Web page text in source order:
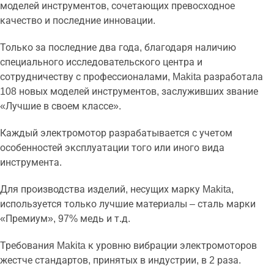
моделей инструментов, сочетающих превосходное
качество и последние инновации.
Только за последние два года, благодаря наличию
специального исследовательского центра и
сотрудничеству с профессионалами, Makita разработала
108 новых моделей инструментов, заслуживших звание
«Лучшие в своем классе».
Каждый электромотор разрабатывается с учетом
особенностей эксплуатации того или иного вида
инструмента.
Для производства изделий, несущих марку Makita,
используется только лучшие материалы – сталь марки
«Премиум», 97% медь и т.д.
Требования Makita к уровню вибрации электромоторов
жестче стандартов, принятых в индустрии, в 2 раза.